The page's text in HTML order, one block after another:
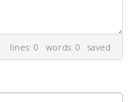
lines: 0 words: 0 saved